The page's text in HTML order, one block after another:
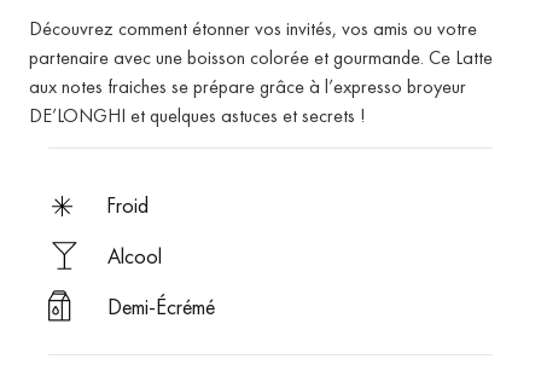
Découvrez comment étonner vos invités, vos amis ou votre
partenaire avec une boisson colorée et gourmande. Ce Latte
aux notes fraiches se prépare grâce à l’expresso broyeur
DE’LONGHI et quelques astuces et secrets !
froid
Alcool
Demi-Écrémé